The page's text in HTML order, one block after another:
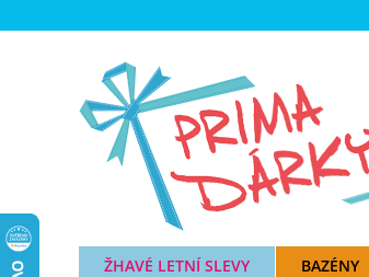
ŽHAVÉ LETNÍ SLEVY BAZÉNY